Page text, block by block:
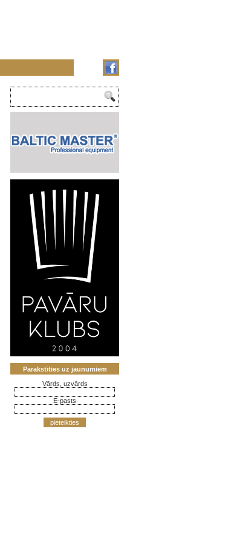
Parakstīties uz jaunumiem
Vārds, uzvārds
E-pasts
pieteikties